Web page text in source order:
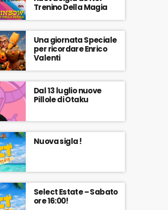
Trenino Della Magia
Una giornata Speciale
per ricordare Enrico
Valenti
Dal 13 luglio nuove
Pillole di Otaku
Nuova sigla !
Select Estate – Sabato
ore 16:00!